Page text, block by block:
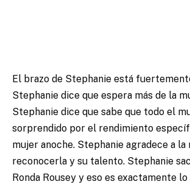
El brazo de Stephanie está
Stephanie dice que espera más de la
Stephanie dice que sabe que todo el
sorprendido por el rendimiento
mujer anoche. Stephanie agradece a
reconocerla y su talento. Stephanie
Ronda Rousey y eso es exactamente lo